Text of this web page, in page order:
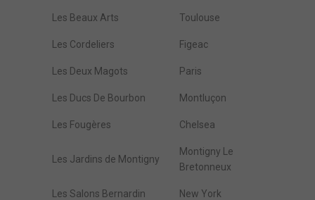
Les Beaux Arts Toulouse
Les Cordeliers Figeac
Les Deux Magots Paris
Les Ducs De Bourbon Montluçon
Les Fougères Chelsea
Les Jardins de Montigny
Montigny Le
Bretonneux
Les Salons Bernardin New York